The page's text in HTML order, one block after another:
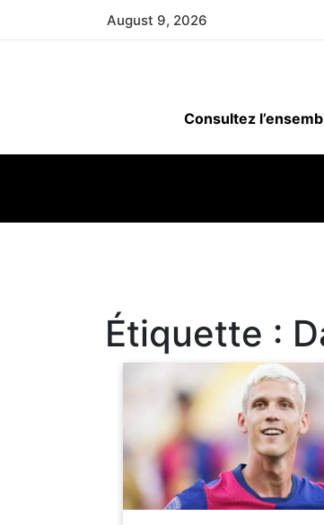
August 9, 2026
Consultez
Étiquette :